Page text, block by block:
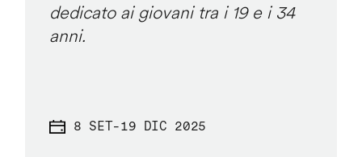
dedicato ai giovani tra i 19 e i 34
anni.
8 SET-19 DIC 2025